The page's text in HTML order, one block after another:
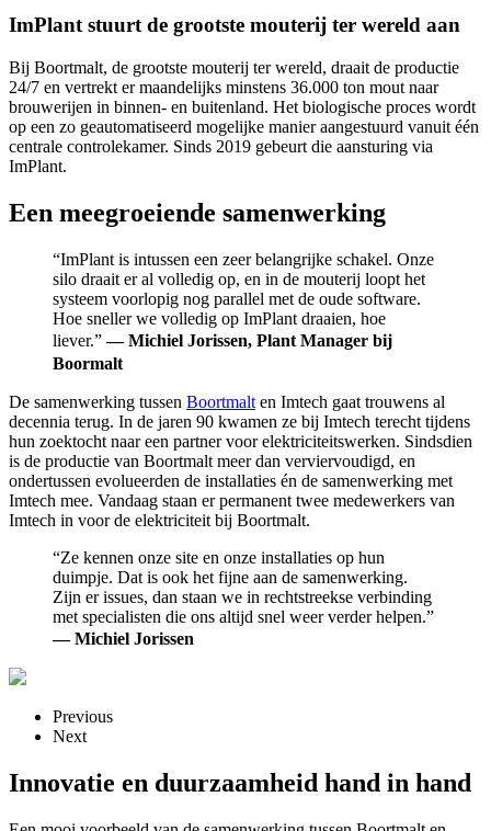
ImPlant stuurt de grootste mouterij ter wereld aan
Bij Boortmalt, de grootste mouterij ter wereld, draait de productie
24/7 en vertrekt er maandelijks minstens 36.000 ton mout naar
brouwerijen in binnen- en buitenland. Het biologische proces wordt
op een zo geautomatiseerd mogelijke manier aangestuurd vanuit één
centrale controlekamer. Sinds 2019 gebeurt die aansturing via
ImPlant.
Een meegroeiende samenwerking
“ImPlant is intussen een zeer belangrijke schakel. Onze
silo draait er al volledig op, en in de mouterij loopt het
systeem voorlopig nog parallel met de oude software.
Hoe sneller we volledig op ImPlant draaien, hoe
liever.”— Michiel Jorissen, Plant Manager bij
Boormalt
De samenwerking tussen Boortmalt en Imtech gaat trouwens al
decennia terug. In de jaren 90 kwamen ze bij Imtech terecht tijdens
hun zoektocht naar een partner voor elektriciteitswerken. Sindsdien
is de productie van Boortmalt meer dan verviervoudigd, en
ondertussen evolueerden de installaties én de samenwerking met
Imtech mee. Vandaag staan er permanent twee medewerkers van
Imtech in voor de elektriciteit bij Boortmalt.
“Ze kennen onze site en onze installaties op hun
duimpje. Dat is ook het fijne aan de samenwerking.
Zijn er issues, dan staan we in rechtstreekse verbinding
met specialisten die ons altijd snel weer verder helpen.”
— Michiel Jorissen
Previous
Next
Innovatie en duurzaamheid hand in hand